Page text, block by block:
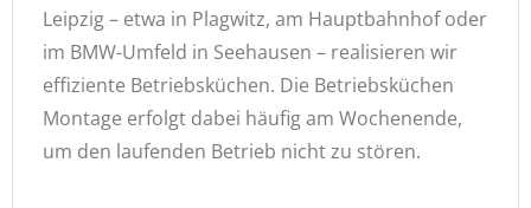
Leipzig – etwa in Plagwitz, am Hauptbahnhof oder
im BMW-Umfeld in Seehausen – realisieren wir
effiziente Betriebsküchen. Die Betriebsküchen
Montage erfolgt dabei häufig am Wochenende,
um den laufenden Betrieb nicht zu stören.